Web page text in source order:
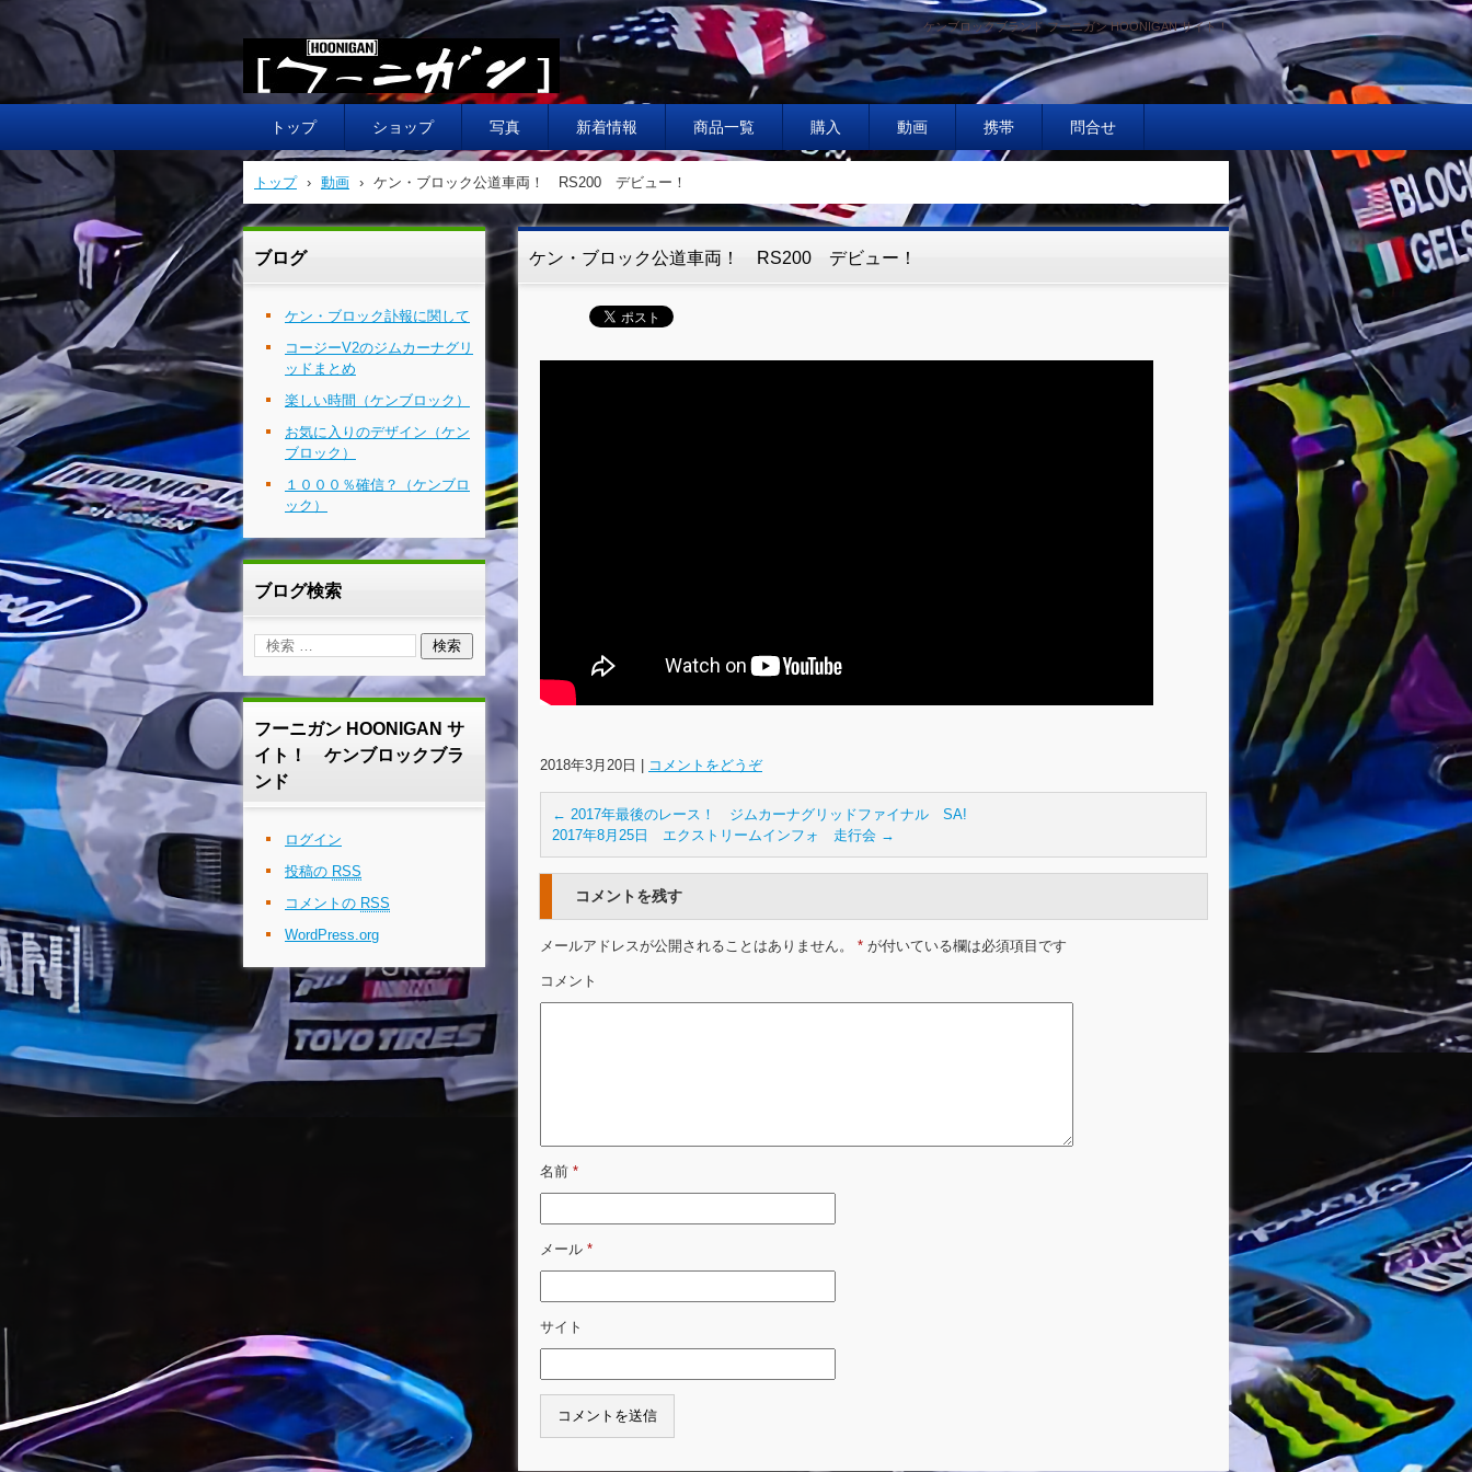
HOONIGAN フーニガン
ケンブロックブランド フーニガン HOONIGAN サイト！
トップ ショップ 写真 新着情報 商品一覧 購入 動画 携帯 問合せ
トップ › 動画 › ケン・ブロック公道車両！ RS200 デビュー！
ケン・ブロック公道車両！ RS200 デビュー！
2018年3月20日 コメントをどうぞ
← 2017年最後のレース！ ジムカーナグリッドファイナル SA!
2017年8月25日 エクストリームインフォ 走行会 →
コメントを残す
メールアドレスが公開されることはありません。 * が付いている欄は必須項目です
コメント
名前 *
メール *
サイト
ブログ
ケン・ブロック訃報に関して
コージーV2のジムカーナグリ
ッドまとめ
楽しい時間（ケンブロック）
お気に入りのデザイン（ケン
ブロック）
１０００％確信？（ケンブロ
ック）
ブログ検索
フーニガン HOONIGAN サ
イト！ ケンブロックブラ
ンド
ログイン
投稿の RSS
コメントの RSS
WordPress.org